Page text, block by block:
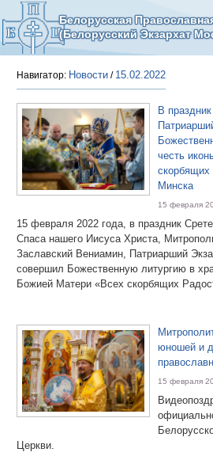
Белорусская
(Белорусский Экзархат
Навигатор: Новости / 15.02.2022
В
честь
скорбящих
Минска
15 февраля
15 февраля 2022 года, в праздник
Спаса нашего Иисуса Христа,
Заславский Вениамин, Патриарший
совершил Божественную литургию в
Божией Матери «Всех скорбящих
юношей и
15 февраля
Церкви.